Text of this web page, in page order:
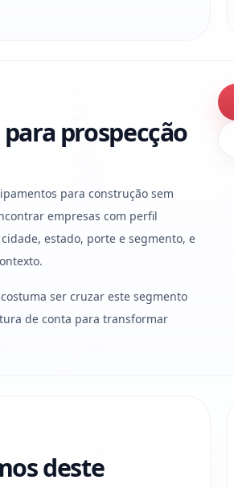
prospecção
para construção sem
empresas com perfil
estado, porte e segmento, e
ser cruzar este segmento
de conta para transformar
deste